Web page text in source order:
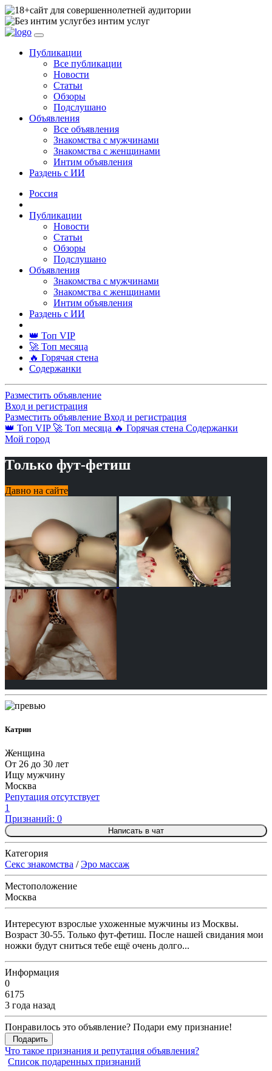
сайт для совершеннолетней аудитории
без интим услуг
Публикации
Все публикации
Новости
Статьи
Обзоры
Подслушано
Объявления
Все объявления
Знакомства с мужчинами
Знакомства с женщинами
Интим объявления
Раздень с ИИ
Россия
Публикации
Новости
Статьи
Обзоры
Подслушано
Объявления
Знакомства с мужчинами
Знакомства с женщинами
Интим объявления
Раздень с ИИ
👑 Топ VIP
🚀 Топ месяца
🔥 Горячая стена
Содержанки
Разместить объявление
Вход и регистрация
Разместить объявление Вход и регистрация
👑 Топ VIP 🚀 Топ месяца 🔥 Горячая стена Содержанки
Мой город
Только фут-фетиш
Давно на сайте
Катрин
Женщина
От 26 до 30 лет
Ищу мужчину
Москва
Репутация отсутствует
1
Признаний: 0
Написать в чат
Категория
Секс знакомства /Эро массаж
Местоположение
Москва
Интересуют взрослые ухоженные мужчины из Москвы.
Возраст 30-55. Только фут-фетиш. После нашей свидания мои
ножки будут сниться тебе ещё очень долго...
Информация
0
6175
3 года назад
Понравилось это объявление? Подари ему признание!
Подарить
Что такое признания и репутация объявления?
Список подаренных признаний